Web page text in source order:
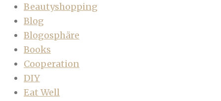
Beautyshopping
Blog
Blogosphäre
Books
Cooperation
DIY
Eat Well